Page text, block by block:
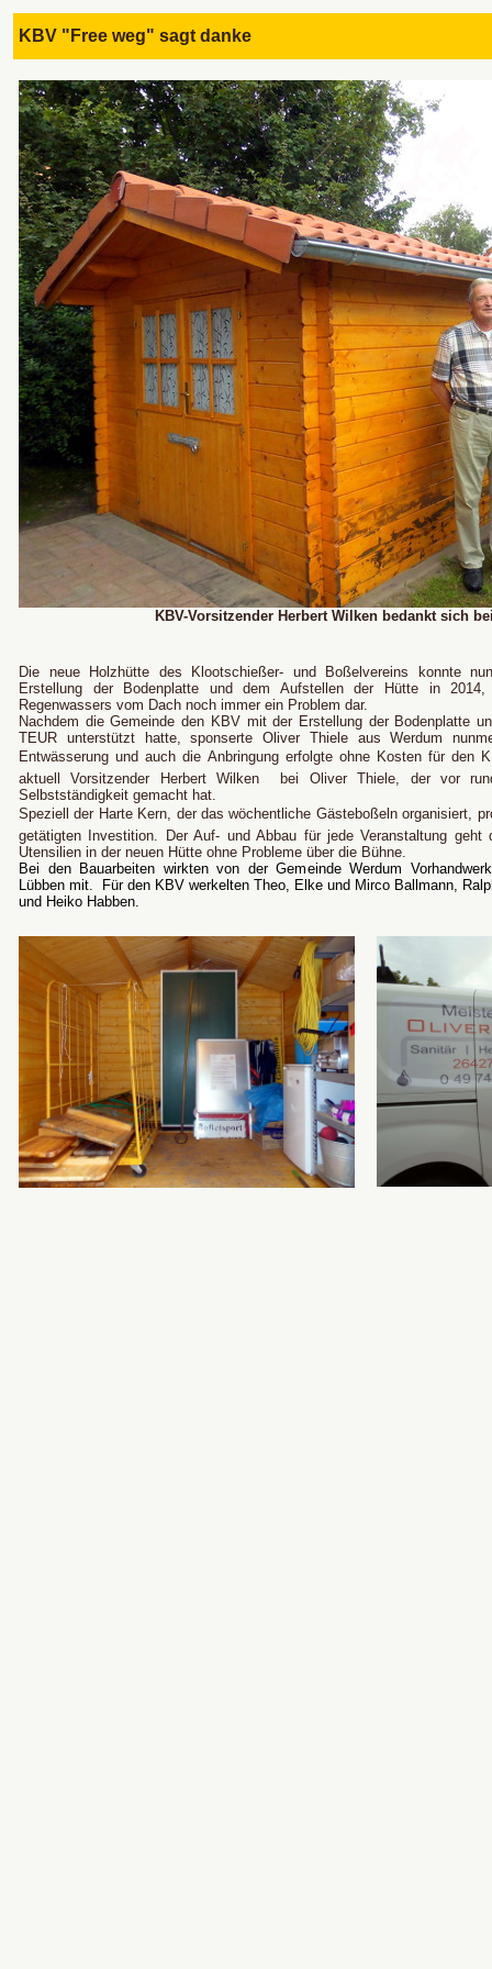
KBV "Free weg" sagt danke
KBV-Vorsitzender Herbert Wilken bedankt sich
Die neue Holzhütte des Klootschießer- und Boßelvereins konnte
Erstellung der Bodenplatte und dem Aufstellen der Hütte in
Regenwassers vom Dach noch immer ein Problem dar.
Nachdem die Gemeinde den KBV mit der Erstellung der Bodenplatte
TEUR unterstützt hatte, sponserte Oliver Thiele aus Werdum
Entwässerung und auch die Anbringung erfolgte ohne Kosten für den
aktuell Vorsitzender Herbert Wilken
bei Oliver Thiele, der vor
Selbstständigkeit gemacht hat.
Speziell der Harte Kern, der das wöchentliche Gästeboßeln organisiert,
getätigten Investition. Der Auf- und Abbau für jede Veranstaltung geht
Utensilien in der neuen Hütte ohne Probleme über die Bühne.
Bei den Bauarbeiten wirkten von der Gemeinde Werdum
Lübben mit. Für den KBV werkelten Theo, Elke und Mirco Ballmann,
und Heiko Habben.